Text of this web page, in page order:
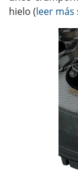
hielo (leer